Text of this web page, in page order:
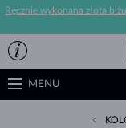
Ręcznie wykonana złota
MENU